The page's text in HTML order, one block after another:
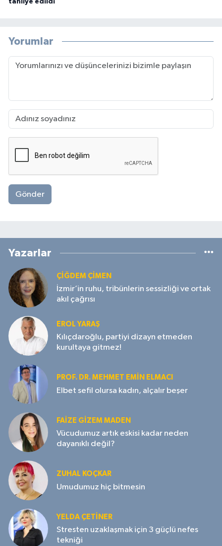
tahliye edildi
Yorumlar
Gönder
Yazarlar
ÇIĞDEM ÇIMEN
İzmir’in ruhu, tribünlerin sessizliği ve ortak
akıl çağrısı
EROL YARAŞ
Kılıçdaroğlu, partiyi dizayn etmeden
kurultaya gitmez!
PROF. DR. MEHMET EMIN ELMACI
Elbet sefil olursa kadın, alçalır beşer
FAIZE GIZEM MADEN
Vücudumuz artık eskisi kadar neden
dayanıklı değil?
ZUHAL KOÇKAR
Umudumuz hiç bitmesin
YELDA ÇETİNER
Stresten uzaklaşmak için 3 güçlü nefes
tekniği